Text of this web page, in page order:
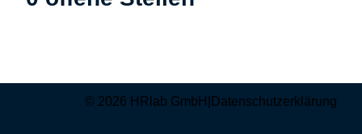
© 2026 HRlab GmbH Datenschutzerklärung